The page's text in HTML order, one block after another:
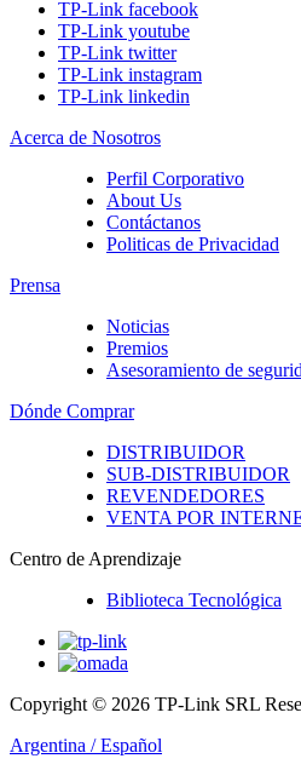
TP-Link facebook
TP-Link youtube
TP-Link twitter
TP-Link instagram
TP-Link linkedin
Acerca de Nosotros
Perfil Corporativo
About Us
Contáctanos
Politicas de Privacidad
Prensa
Noticias
Premios
Asesoramiento de
Dónde Comprar
DISTRIBUIDOR
SUB-DISTRIBUIDOR
REVENDEDORES
VENTA POR
Centro de Aprendizaje
Biblioteca Tecnológica
Copyright © 2026 TP-Link SRL
Argentina / Español